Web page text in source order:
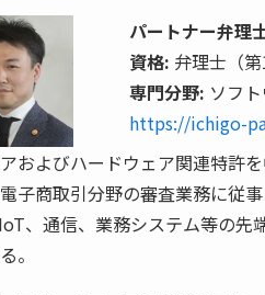
パートナー弁理
資格: 弁理士（
専門分野: ソフ
https://ichigo-
およびハードウェア関連特許
子商取引分野の審査業務に従
、通信、業務システム等の
。